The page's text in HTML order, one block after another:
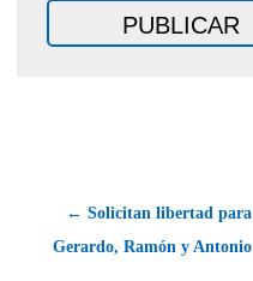
← Solicitan libertad para
Gerardo, Ramón y Antonio